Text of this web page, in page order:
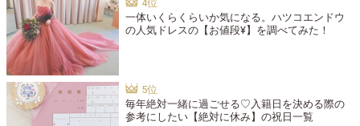
一体いくらくらいか気になる。ハツコエンドウ
の人気ドレスの【お値段¥】を調べてみた！
毎年絶対一緒に過ごせる♡入籍日を決める際の
参考にしたい【絶対に休み】の祝日一覧